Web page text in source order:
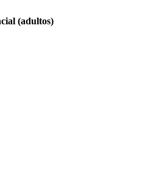
(adultos)